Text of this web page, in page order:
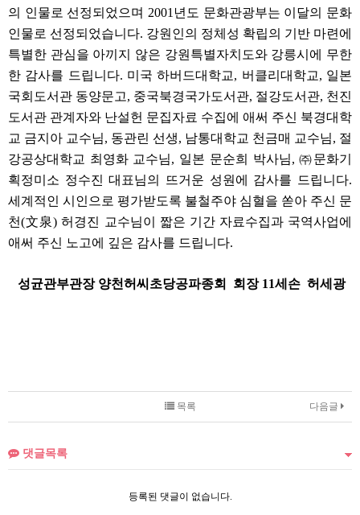
의 인물로 선정되었으며 2001년도 문화관광부는 이달의 문화
인물로 선정되었습니다. 강원인의 정체성 확립의 기반 마련에
특별한 관심을 아끼지 않은 강원특별자치도와 강릉시에 무한
한 감사를 드립니다. 미국 하버드대학교, 버클리대학교, 일본
국회도서관 동양문고, 중국북경국가도서관, 절강도서관, 천진
도서관 관계자와 난설헌 문집자료 수집에 애써 주신 북경대학
교 금지아 교수님, 동관린 선생, 남통대학교 천금매 교수님, 절
강공상대학교 최영화 교수님, 일본 문순희 박사님, ㈜문화기
획정미소 정수진 대표님의 뜨거운 성원에 감사를 드립니다.
세계적인 시인으로 평가받도록 불철주야 심혈을 쏟아 주신 문
천(文泉) 허경진 교수님이 짧은 기간 자료수집과 국역사업에
애써 주신 노고에 깊은 감사를 드립니다.
성균관부관장 양천허씨초당공파종회 회장 11세손 허세광
다음글
목록
댓글목록
등록된 댓글이 없습니다.